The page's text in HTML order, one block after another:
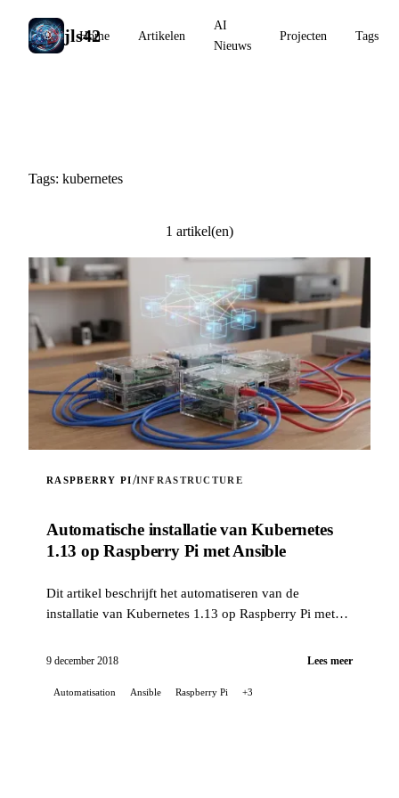
jls42
Home Artikelen
AI
Nieuws
Projecten Tags
Tags: kubernetes
1 artikel(en)
RASPBERRY PI/INFRASTRUCTURE
Automatische installatie van Kubernetes
1.13 op Raspberry Pi met Ansible
Dit artikel beschrijft het automatiseren van de
installatie van Kubernetes 1.13 op Raspberry Pi met
9 december 2018 Lees meer
Automatisation Ansible Raspberry Pi +3